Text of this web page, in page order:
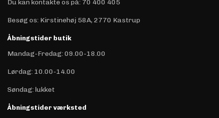
Du kan kontakte os på: 70 400 405
Besøg os: Kirstinehøj 58A, 2770 Kastrup
Åbningstider butik
Mandag-Fredag: 09.00-18.00
Lørdag: 10.00-14.00
Søndag: lukket
Åbningstider værksted